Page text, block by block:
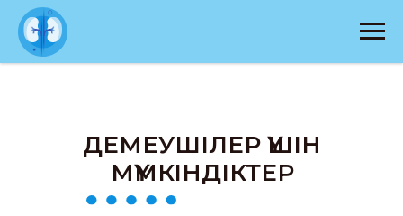
ДЕМЕУШІЛЕР ҮШІН
МҮМКІНДІКТЕР